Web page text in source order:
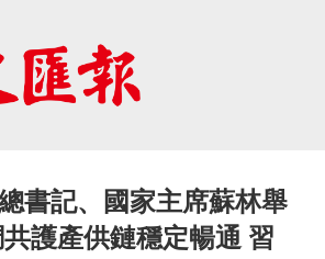
書記、國家主席蘇林舉
護產供鏈穩定暢通 習